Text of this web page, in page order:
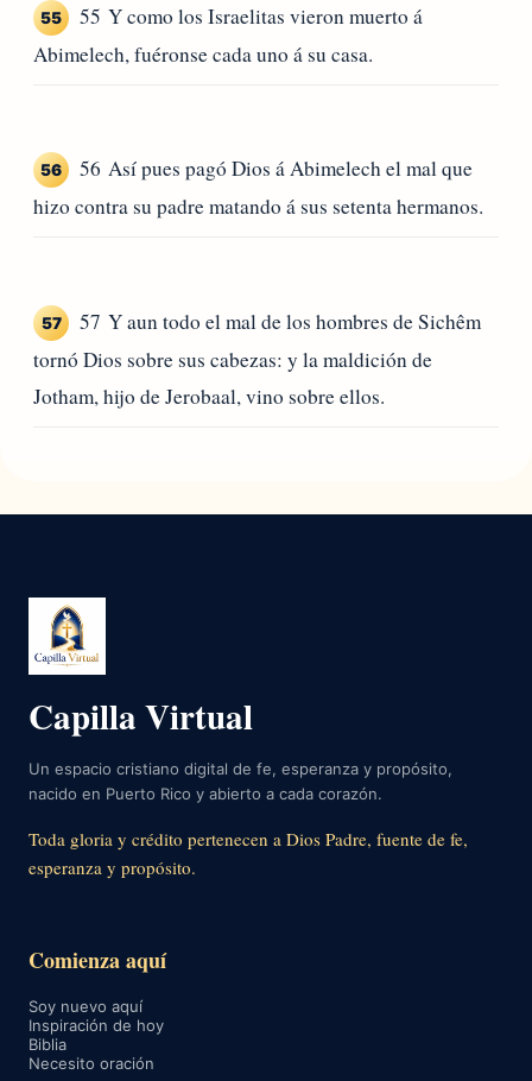
55
55 Y como los Israelitas vieron muerto á
Abimelech, fuéronse cada uno á su casa.
56
56 Así pues pagó Dios á Abimelech el mal que
hizo contra su padre matando á sus setenta hermanos.
57
57 Y aun todo el mal de los hombres de Sichêm
tornó Dios sobre sus cabezas: y la maldición de
Jotham, hijo de Jerobaal, vino sobre ellos.
Capilla Virtual
Un espacio cristiano digital de fe, esperanza y propósito,
nacido en Puerto Rico y abierto a cada corazón.
Toda gloria y crédito pertenecen a Dios Padre, fuente de fe,
esperanza y propósito.
Comienza aquí
Soy nuevo aquí
Inspiración de hoy
Biblia
Necesito oración